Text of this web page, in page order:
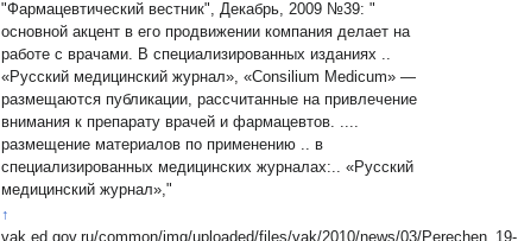
"Фармацевтический вестник", Декабрь, 2009 №39: "
основной акцент в его продвижении компания делает на
работе с врачами. В специализированных изданиях ..
«Русский медицинский журнал», «Consilium Medicum» —
размещаются публикации, рассчитанные на привлечение
внимания к препарату врачей и фармацевтов. ....
размещение материалов по применению .. в
специализированных медицинских журналах:.. «Русский
медицинский журнал»,"
↑
vak.ed.gov.ru/common/img/uploaded/files/vak/2010/news/03/Perechen_19-